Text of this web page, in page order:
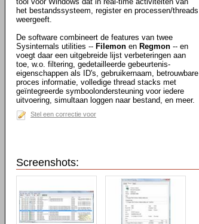
het bestandssysteem, register en processen/threads
weergeeft.
De software combineert de features van twee
Sysinternals utilities -- Filemon en Regmon -- en
voegt daar een uitgebreide lijst verbeteringen aan
toe, w.o. filtering, gedetailleerde gebeurtenis-
eigenschappen als ID's, gebruikernaam, betrouwbare
proces informatie, volledige thread stacks met
geïntegreerde symboolondersteuning voor iedere
uitvoering, simultaan loggen naar bestand, en meer.
Stel een correctie voor
Screenshots: